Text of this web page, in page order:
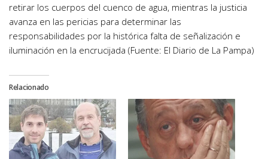
retirar los cuerpos del cuenco de agua, mientras la justicia
avanza en las pericias para determinar las
responsabilidades por la histórica falta de señalización e
iluminación en la encrucijada (Fuente: El Diario de La Pampa)
Relacionado